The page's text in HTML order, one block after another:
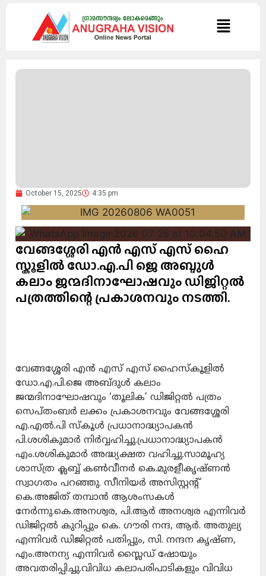
October 15, 2025 4:35 pm
വേങ്ങശ്ശേരി എൻ എസ് എസ് ഹൈ
സ്കൂളിൽ ഡോ.എ.പി ജെ അബ്ദുൾ
കലാം ജന്മദിനാഘോഷവും ഡിജിറ്റൽ
പത്രത്തിന്റെ പ്രകാശനവും നടത്തി.
വേങ്ങശ്ശേരി എൻ എസ് എസ് ഹൈസ്കൂളിൽ
ഡോ.എ.പി.ജെ അബ്ദുൾ കലാം
ജന്മദിനാഘോഷവും ‘തൂലിക’ ഡിജിറ്റൽ പത്രം
സെപ്തംബർ ലക്കം പ്രകാശനവും വേങ്ങശ്ശേരി
എ.എൽ.പി സ്കൂൾ പ്രധാനാദ്ധ്യാപകൻ
പി.ശശികുമാർ നിർവ്വഹിച്ചു.പ്രധാനാദ്ധ്യാപകൻ
എം.ശശികുമാർ അദ്ധ്യക്ഷത വഹിച്ചു.സാമൂഹ്യ
ശാസ്ത്ര ക്ലബ്ബ് കൺവീനർ കെ.മുരളീകൃഷ്ണൻ
സ്വാഗതം പറഞ്ഞു. സീനിയർ അസിസ്റ്റൻ്റ്
കെ.അജിത് തമ്പാൻ ആശംസകൾ
നേർന്നു.കെ.അനശ്വര, പി.ആർ അനശ്വര എന്നിവർ
ഡിജിറ്റൽ കുറിപ്പും കെ. ഗൗരി നന്ദ, ആർ. അതുല്യ
എന്നിവർ ഡിജിറ്റൽ പതിപ്പും, സി. നന്ദന കൃഷ്ണ,
എം.അനന്യ എന്നിവർ സ്ലൈഡ് ഷോയും
അവതരിപ്പിച്ചു.വിവിധ കലാപരിപാടികളും വിവിധ